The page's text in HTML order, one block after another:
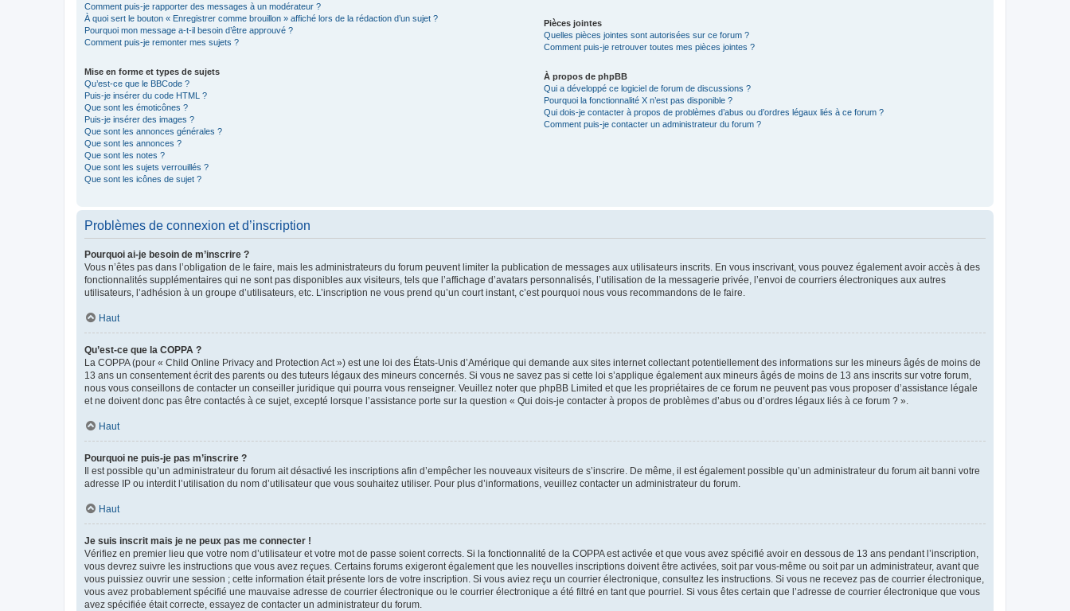
Comment puis-je rapporter des messages à un modérateur ?
À quoi sert le bouton « Enregistrer comme brouillon » affiché lors de la rédaction d’un sujet ?
Pourquoi mon message a-t-il besoin d’être approuvé ?
Comment puis-je remonter mes sujets ?
Mise en forme et types de sujets
Qu’est-ce que le BBCode ?
Puis-je insérer du code HTML ?
Que sont les émoticônes ?
Puis-je insérer des images ?
Que sont les annonces générales ?
Que sont les annonces ?
Que sont les notes ?
Que sont les sujets verrouillés ?
Que sont les icônes de sujet ?
Pièces jointes
Quelles pièces jointes sont autorisées sur ce forum ?
Comment puis-je retrouver toutes mes pièces jointes ?
À propos de phpBB
Qui a développé ce logiciel de forum de discussions ?
Pourquoi la fonctionnalité X n’est pas disponible ?
Qui dois-je contacter à propos de problèmes d’abus ou d’ordres légaux liés à ce forum ?
Comment puis-je contacter un administrateur du forum ?
Problèmes de connexion et d’inscription
Pourquoi ai-je besoin de m’inscrire ?
Vous n’êtes pas dans l’obligation de le faire, mais les administrateurs du forum peuvent limiter la publication de messages aux utilisateurs inscrits. En vous inscrivant, vous pouvez également avoir accès à des
fonctionnalités supplémentaires qui ne sont pas disponibles aux visiteurs, tels que l’affichage d’avatars personnalisés, l’utilisation de la messagerie privée, l’envoi de courriers électroniques aux autres
utilisateurs, l’adhésion à un groupe d’utilisateurs, etc. L’inscription ne vous prend qu’un court instant, c’est pourquoi nous vous recommandons de le faire.
Haut
Qu’est-ce que la COPPA ?
La COPPA (pour « Child Online Privacy and Protection Act ») est une loi des États-Unis d’Amérique qui demande aux sites internet collectant potentiellement des informations sur les mineurs âgés de moins de
13 ans un consentement écrit des parents ou des tuteurs légaux des mineurs concernés. Si vous ne savez pas si cette loi s’applique également aux mineurs âgés de moins de 13 ans inscrits sur votre forum,
nous vous conseillons de contacter un conseiller juridique qui pourra vous renseigner. Veuillez noter que phpBB Limited et que les propriétaires de ce forum ne peuvent pas vous proposer d’assistance légale
et ne doivent donc pas être contactés à ce sujet, excepté lorsque l’assistance porte sur la question « Qui dois-je contacter à propos de problèmes d’abus ou d’ordres légaux liés à ce forum ? ».
Haut
Pourquoi ne puis-je pas m’inscrire ?
Il est possible qu’un administrateur du forum ait désactivé les inscriptions afin d’empêcher les nouveaux visiteurs de s’inscrire. De même, il est également possible qu’un administrateur du forum ait banni votre
adresse IP ou interdit l’utilisation du nom d’utilisateur que vous souhaitez utiliser. Pour plus d’informations, veuillez contacter un administrateur du forum.
Haut
Je suis inscrit mais je ne peux pas me connecter !
Vérifiez en premier lieu que votre nom d’utilisateur et votre mot de passe soient corrects. Si la fonctionnalité de la COPPA est activée et que vous avez spécifié avoir en dessous de 13 ans pendant l’inscription,
vous devrez suivre les instructions que vous avez reçues. Certains forums exigeront également que les nouvelles inscriptions doivent être activées, soit par vous-même ou soit par un administrateur, avant que
vous puissiez ouvrir une session ; cette information était présente lors de votre inscription. Si vous aviez reçu un courrier électronique, consultez les instructions. Si vous ne recevez pas de courrier électronique,
vous avez probablement spécifié une mauvaise adresse de courrier électronique ou le courrier électronique a été filtré en tant que pourriel. Si vous êtes certain que l’adresse de courrier électronique que vous
avez spécifiée était correcte, essayez de contacter un administrateur du forum.